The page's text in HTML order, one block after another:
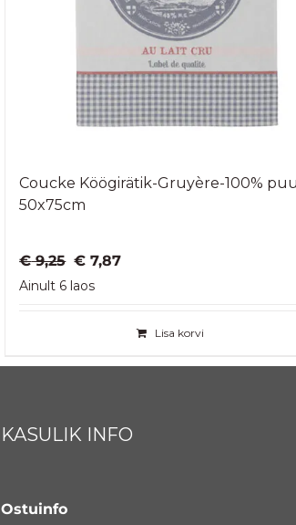
Coucke Köögirätik-Gruyère-100%
50x75cm
€9,25 Algne
hind
€ 7,87Praegune
€ 7,87.
Ainult 6 laos
Lisa korvi
KASULIK INFO
Ostuinfo